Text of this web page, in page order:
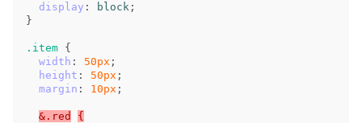
display : block ;
}
.item {
width : 50px ;
height : 50px ;
margin : 10px ;
&.red
{